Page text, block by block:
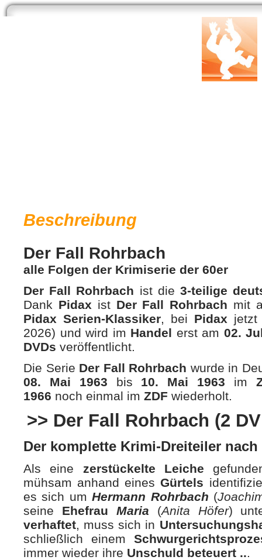
Beschreibung
Der Fall Rohrbach
alle Folgen der Krimiserie der 60er
Der Fall Rohrbach ist die3-teilige
Dank Pidax ist Der Fall Rohrbach mit
Pidax Serien-Klassiker, bei Pidax
2026) und wird im Handel erst am 02.
DVDs veröffentlicht.
Die Serie Der Fall Rohrbach wurde in
08. Mai 1963 bis 10. Mai 1963 im
1966 noch einmal im ZDF wiederholt.
>> Der Fall Rohrbach (2
Der komplette Krimi-Dreiteiler
Als eine zerstückelte Leiche
mühsam anhand einesGürtels
es sich umHermann Rohrbach (
seine Ehefrau Maria (Anita Höfer)
verhaftet, muss sich in
schließlich einem
immer wieder ihre Unschuld beteuert ...